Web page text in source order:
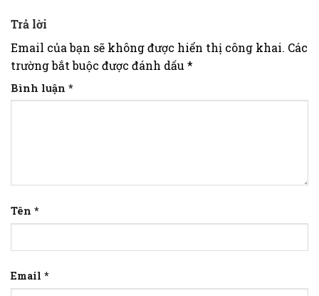
Trả lời
Email của bạn sẽ không được hiển thị công khai. Các
trường bắt buộc được đánh dấu *
Bình luận *
Tên *
Email *